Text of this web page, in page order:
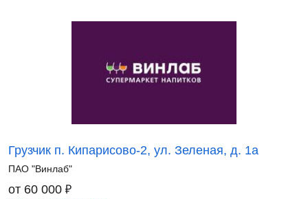
Грузчик п. Кипарисово-2, ул. Зеленая, д. 1а
ПАО "Винлаб"
от 60 000 ₽